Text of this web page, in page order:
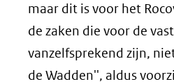
maar dit is voor het
de zaken die voor de
vanzelfsprekend zijn,
de Wadden'', aldus